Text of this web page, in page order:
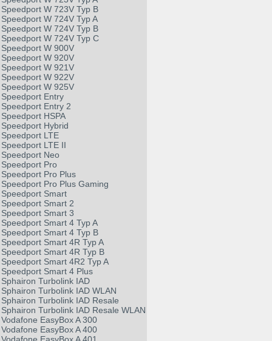
Speedport W 723V Typ B
Speedport W 724V Typ A
Speedport W 724V Typ B
Speedport W 724V Typ C
Speedport W 900V
Speedport W 920V
Speedport W 921V
Speedport W 922V
Speedport W 925V
Speedport Entry
Speedport Entry 2
Speedport HSPA
Speedport Hybrid
Speedport LTE
Speedport LTE II
Speedport Neo
Speedport Pro
Speedport Pro Plus
Speedport Pro Plus Gaming
Speedport Smart
Speedport Smart 2
Speedport Smart 3
Speedport Smart 4 Typ A
Speedport Smart 4 Typ B
Speedport Smart 4R Typ A
Speedport Smart 4R Typ B
Speedport Smart 4R2 Typ A
Speedport Smart 4 Plus
Sphairon Turbolink IAD
Sphairon Turbolink IAD WLAN
Sphairon Turbolink IAD Resale
Sphairon Turbolink IAD Resale WLAN
Vodafone EasyBox A 300
Vodafone EasyBox A 400